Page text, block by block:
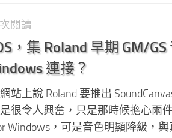
閱讀
，集 Roland 早期 GM/
連接？
站上說 Roland 要推出
很令人興奮，只是那時候擔心兩
Windows，可是音色明顯降級，